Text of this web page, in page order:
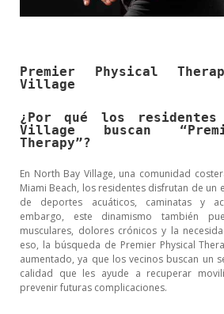
Premier Physical
Village
¿Por qué los residentes
Village buscan
Therapy”?
En North Bay Village, una comunidad
Miami Beach, los residentes disfrutan de un
de deportes acuáticos, caminatas y
embargo, este dinamismo también
musculares, dolores crónicos y la
eso, la búsqueda de Premier Physical
aumentado, ya que los vecinos buscan un
calidad que les ayude a recuperar
prevenir futuras complicaciones.